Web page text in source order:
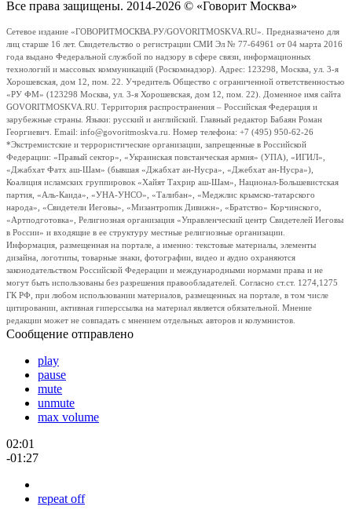
Все права защищены. 2014-2026 © «Говорит Москва»
Сетевое издание «ГОВОРИТМОСКВА.РУ/GOVORITMOSKVA.RU». Предназначено для
лиц старше 16 лет. Свидетельство о регистрации СМИ Эл № 77-64961 от 04 марта 2016
года выдано Федеральной службой по надзору в сфере связи, информационных
технологий и массовых коммуникаций (Роскомнадзор). Адрес: 123298, Москва, ул. 3-я
Хорошевская, дом 12, пом. 22. Учредитель Общество с ограниченной ответственностью
«РУ ФМ» (123298 Москва, ул. 3-я Хорошевская, дом 12, пом. 22). Доменное имя сайта
GOVORITMOSKVA.RU. Территория распространения – Российская Федерация и
зарубежные страны. Языки: русский и английский. Главный редактор Бабаян Роман
Георгиевич. Email: info@govoritmoskva.ru. Номер телефона: +7 (495) 950-62-26
*Экстремистские и террористические организации, запрещенные в Российской
Федерации: «Правый сектор», «Украинская повстанческая армия» (УПА), «ИГИЛ»,
«Джабхат Фатх аш-Шам» (бывшая «Джабхат ан-Нусра», «Джебхат ан-Нусра»),
Коалиция исламских группировок «Хайят Тахрир аш-Шам», Национал-Большевистская
партия, «Аль-Каида», «УНА-УНСО», «Талибан», «Меджлис крымско-татарского
народа», «Свидетели Иеговы», «Мизантропик Дивижн», «Братство» Корчинского,
«Артподготовка», Религиозная организация «Управленческий центр Свидетелей Иеговы
в России» и входящие в ее структуру местные религиозные организации.
Информация, размещенная на портале, а именно: текстовые материалы, элементы
дизайна, логотипы, товарные знаки, фотографии, видео и аудио охраняются
законодательством Российской Федерации и международными нормами права и не
могут быть использованы без разрешения правообладателей. Согласно ст.ст. 1274,1275
ГК РФ, при любом использовании материалов, размещенных на портале, в том числе
цитировании, активная гиперссылка на материал является обязательной. Мнение
редакции может не совпадать с мнением отдельных авторов и колумнистов.
Сообщение отправлено
play
pause
mute
unmute
max volume
02:01
-01:27
repeat off